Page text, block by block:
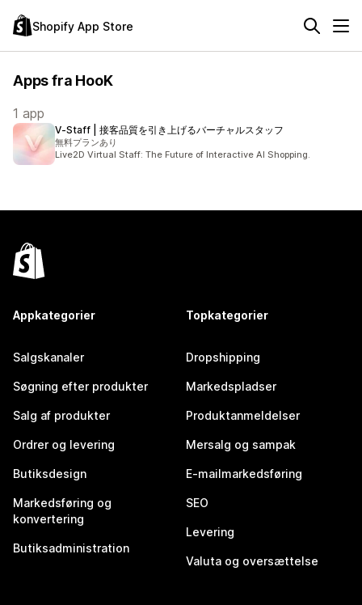
Shopify App Store
Apps fra HooK
1 app
V‑Staff | 接客品質を引き上げるバーチャルスタッフ
無料プランあり
Live2D Virtual Staff: The Future of Interactive AI Shopping.
Appkategorier
Salgskanaler
Søgning efter produkter
Salg af produkter
Ordrer og levering
Butiksdesign
Markedsføring og
konvertering
Butiksadministration
Topkategorier
Dropshipping
Markedspladser
Produktanmeldelser
Mersalg og sampak
E-mailmarkedsføring
SEO
Levering
Valuta og oversættelse